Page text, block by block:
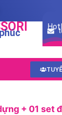
+ 01 set